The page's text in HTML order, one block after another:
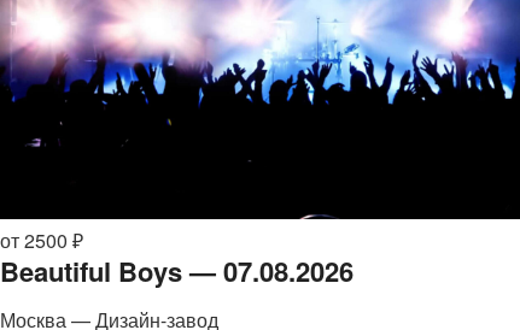
от 2500 ₽
Beautiful Boys — 07.08.2026
Москва — Дизайн-завод